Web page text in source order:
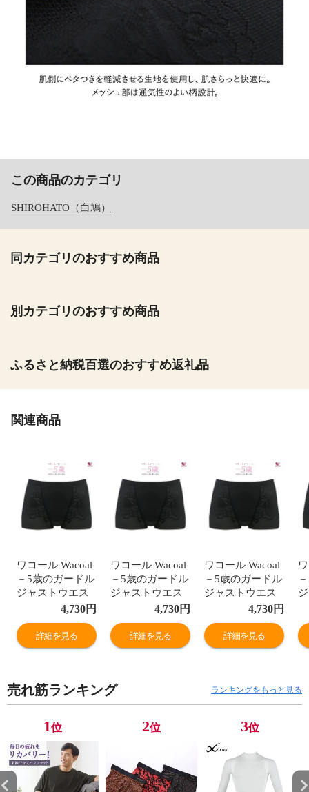
この商品のカテゴリ
SHIROHATO（白鳩）
同カテゴリのおすすめ商品
別カテゴリのおすすめ商品
ふるさと納税百選のおすすめ返礼品
関連商品
ワコール Wacoal
－5歳のガードル
ジャストウエス
ト ショート丈 ヒ
ドル パンツ
GRC323
4,730円
詳細を見る
ワコール Wacoal
－5歳のガードル
ジャストウエス
ト ショート丈 ヒ
ドル パンツ
GRC323
4,730円
詳細を見る
ワコール Wacoal
－5歳のガードル
ジャストウエス
ト ショート丈 ヒ
ドル パンツ
GRC323
4,730円
詳細を見る
売れ筋ランキング ランキングをもっと見る
1位 2位 3位